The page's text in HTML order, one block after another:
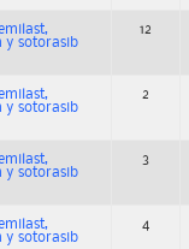
y sotorasib
12
y sotorasib
2
y sotorasib
3
y sotorasib
4